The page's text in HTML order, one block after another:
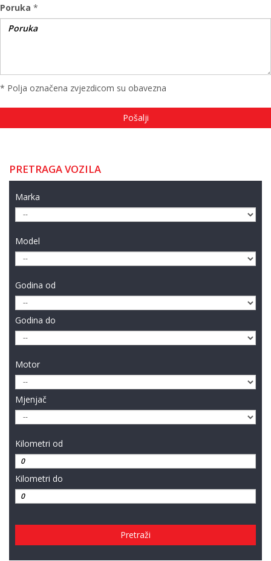
Poruka *
* Polja označena zvjezdicom su obavezna
PRETRAGA VOZILA
Marka
Model
Godina od
Godina do
Motor
Mjenjač
Kilometri od
Kilometri do
Pretraži